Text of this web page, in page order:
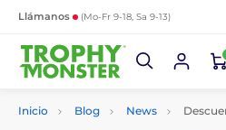
Llámanos (Mo-Fr 9-18, Sa 9-13)
Inicio Blog News